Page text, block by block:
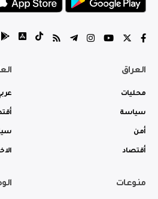
العراق
محليات
سياسة
أمن
أقتصاد
منوعات